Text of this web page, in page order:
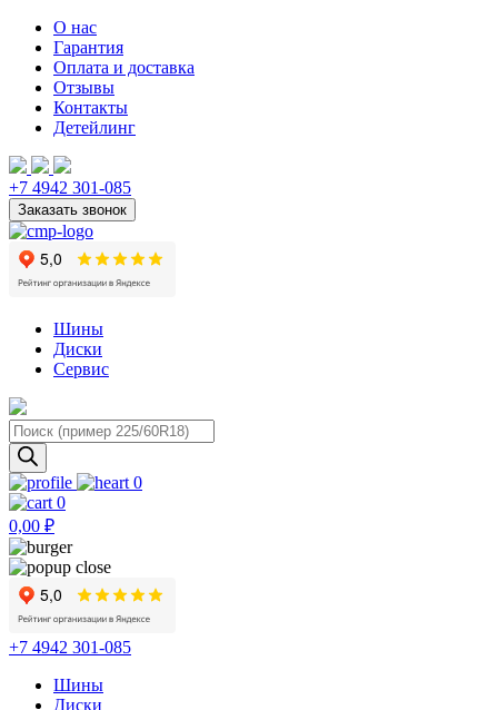
О нас
Гарантия
Оплата и доставка
Отзывы
Контакты
Детейлинг
+7 4942 301-085
Шины
Диски
Сервис
Поиск
товаров
0
0
0,00 ₽
+7 4942 301-085
Шины
Диски